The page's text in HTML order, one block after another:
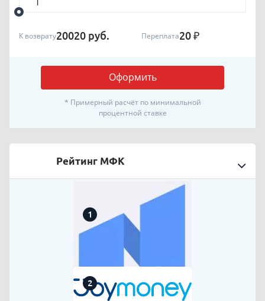
Оформить
К возврату20020 руб. Переплата20 ₽
* Примерный расчёт по минимальной
процентной ставке
Рейтинг МФК
1
2